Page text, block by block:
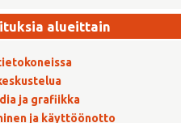
alueittain
ja grafiikka
ja käyttöönotto